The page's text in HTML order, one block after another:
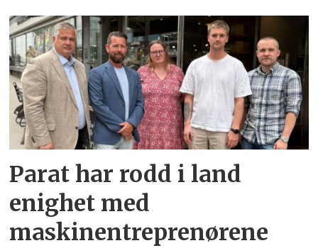
Parat har rodd i land
enighet med
maskinentreprenørene